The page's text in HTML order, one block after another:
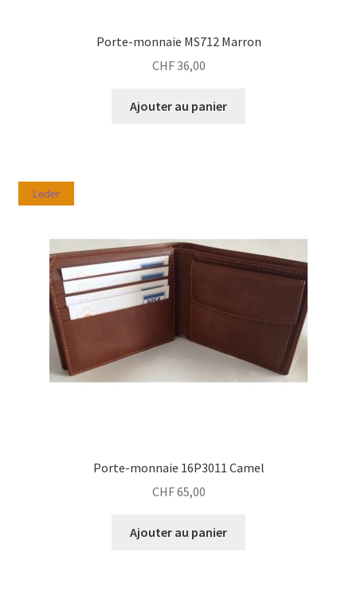
Porte-monnaie MS712 Marron
CHF36,00
Ajouter au panier
Leder
Porte-monnaie 16P3011 Camel
CHF65,00
Ajouter au panier